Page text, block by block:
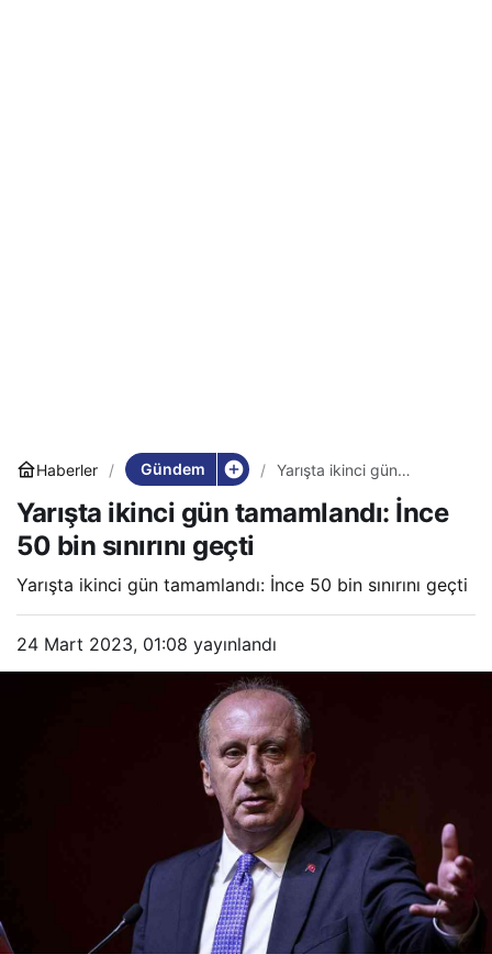
Haberler Gündem
Yarışta ikinci gün
sınırını geçti
Yarışta ikinci gün tamamlandı: İnce
50 bin sınırını geçti
Yarışta ikinci gün tamamlandı: İnce 50 bin sınırını geçti
24 Mart 2023, 01:08 yayınlandı